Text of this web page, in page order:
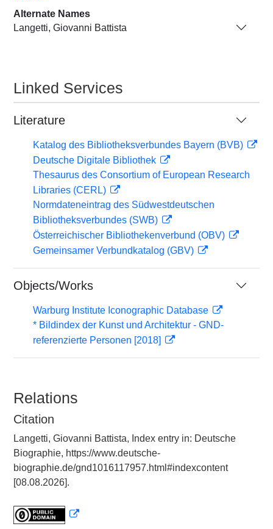
Alternate Names
Langetti, Giovanni Battista
Linked Services
Literature
Katalog des Bibliotheksverbundes Bayern (BVB)
Deutsche Digitale Bibliothek
Thesaurus des Consortium of European Research
Libraries (CERL)
Normdateneintrag des Südwestdeutschen
Bibliotheksverbundes (SWB)
Österreichischer Bibliothekenverbund (OBV)
Gemeinsamer Verbundkatalog (GBV)
Objects/Works
Warburg Institute Iconographic Database
* Bildindex der Kunst und Architektur - GND-
referenzierte Personen [2018]
Relations
Citation
Langetti, Giovanni Battista, Index entry in: Deutsche
Biographie, https://www.deutsche-
biographie.de/gnd1016117957.html#indexcontent
[08.08.2026].